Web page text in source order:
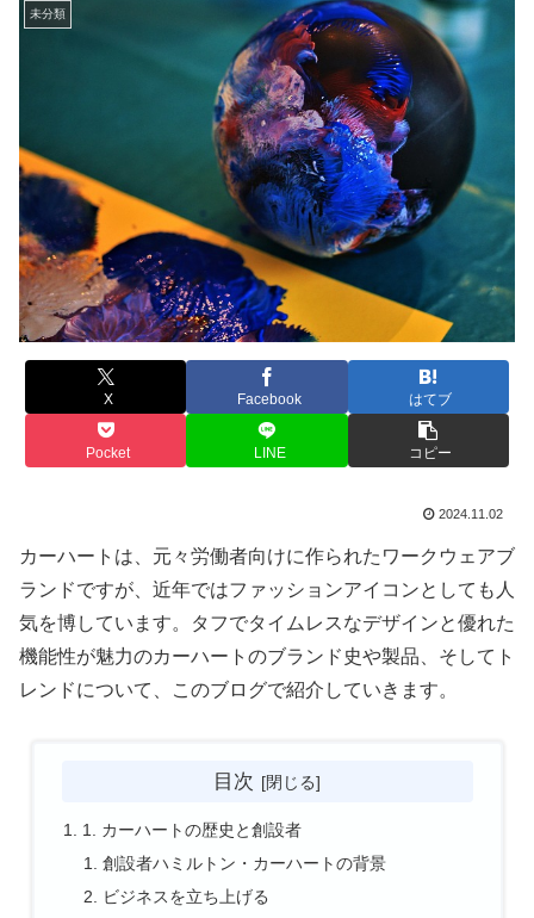
未分類
X Facebook はてブ
Pocket LINE コピー
2024.11.02
カーハートは、元々労働者向けに作られたワークウェアブ
ランドですが、近年ではファッションアイコンとしても人
気を博しています。タフでタイムレスなデザインと優れた
機能性が魅力のカーハートのブランド史や製品、そしてト
レンドについて、このブログで紹介していきます。
目次
1. カーハートの歴史と創設者
創設者ハミルトン・カーハートの背景
ビジネスを立ち上げる